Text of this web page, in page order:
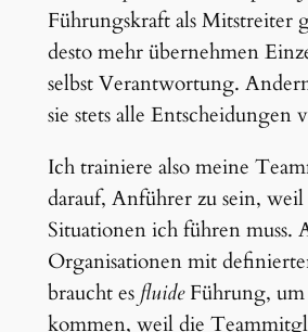
Führungskraft als Mitstreiter
desto mehr übernehmen
selbst Verantwortung.
sie stets alle Entscheidungen
Ich trainiere also meine
darauf, Anführer zu sein,
Situationen ich führen muss.
Organisationen mit
braucht es fluideFührung,
kommen, weil die